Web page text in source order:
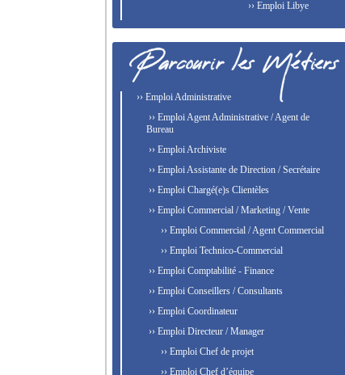
›› Emploi Libye
›› Emploi Administrative
›› Emploi Agent Administrative / Agent de
Bureau
›› Emploi Archiviste
›› Emploi Assistante de Direction / Secrétaire
›› Emploi Chargé(e)s Clientèles
›› Emploi Commercial / Marketing / Vente
›› Emploi Commercial / Agent Commercial
›› Emploi Technico-Commercial
›› Emploi Comptabilité - Finance
›› Emploi Conseillers / Consultants
›› Emploi Coordinateur
›› Emploi Directeur / Manager
›› Emploi Chef de projet
›› Emploi Chef d’équipe